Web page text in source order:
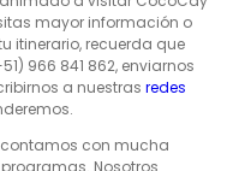
mayor información o
itinerario, recuerda que
966 841 862, enviarnos
a nuestras redes
con mucha
Nosotros